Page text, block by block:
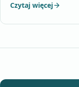
Czytaj więcej